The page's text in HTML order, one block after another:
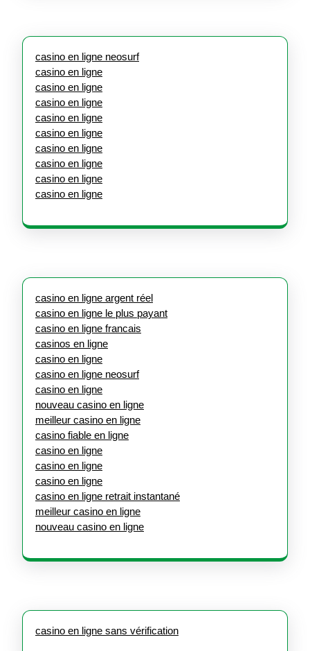
casino en ligne neosurf
casino en ligne
casino en ligne
casino en ligne
casino en ligne
casino en ligne
casino en ligne
casino en ligne
casino en ligne
casino en ligne
casino en ligne argent réel
casino en ligne le plus payant
casino en ligne francais
casinos en ligne
casino en ligne
casino en ligne neosurf
casino en ligne
nouveau casino en ligne
meilleur casino en ligne
casino fiable en ligne
casino en ligne
casino en ligne
casino en ligne
casino en ligne retrait instantané
meilleur casino en ligne
nouveau casino en ligne
casino en ligne sans vérification